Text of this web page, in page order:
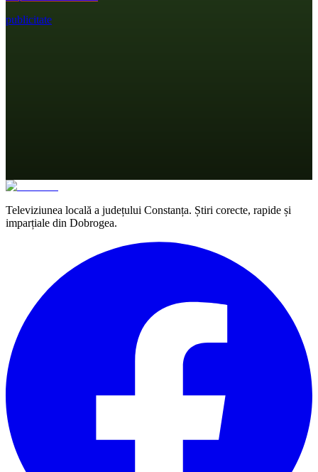
publicitate
Televiziunea locală a județului Constanța. Știri corecte, rapide și
imparțiale din Dobrogea.